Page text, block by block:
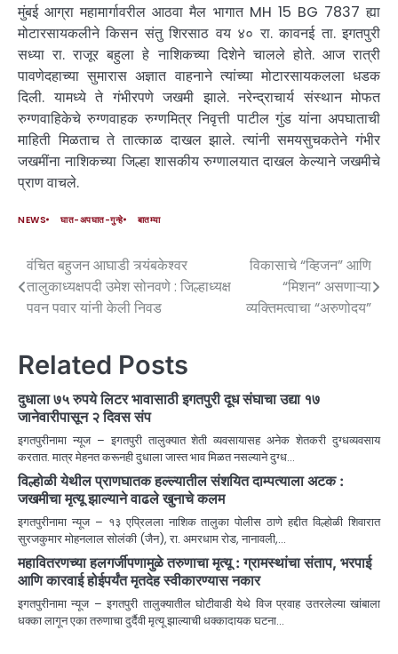
मुंबई आग्रा महामार्गावरील आठवा मैल भागात MH 15 BG 7837 ह्या
मोटारसायकलीने किसन संतु शिरसाठ वय ४० रा. कावनई ता. इगतपुरी
सध्या रा. राजूर बहुला हे नाशिकच्या दिशेने चालले होते. आज रात्री
पावणेदहाच्या सुमारास अज्ञात वाहनाने त्यांच्या मोटारसायकलला धडक
दिली. यामध्ये ते गंभीरपणे जखमी झाले. नरेन्द्राचार्य संस्थान मोफत
रुग्णवाहिकेचे रुग्णवाहक रुग्णमित्र निवृत्ती पाटील गुंड यांना अपघाताची
माहिती मिळताच ते तात्काळ दाखल झाले. त्यांनी समयसुचकतेने गंभीर
जखमींना नाशिकच्या जिल्हा शासकीय रुग्णालयात दाखल केल्याने जखमीचे
प्राण वाचले.
NEWS घात-अपघात-गुन्हे बातम्या
वंचित बहुजन आघाडी त्र्यंबकेश्वर
तालुकाध्यक्षपदी उमेश सोनवणे : जिल्हाध्यक्ष
पवन पवार यांनी केली निवड
विकासाचे “व्हिजन” आणि
“मिशन” असणाऱ्या
व्यक्तिमत्वाचा “अरुणोदय”
Related Posts
दुधाला ७५ रुपये लिटर भावासाठी इगतपुरी दूध संघाचा उद्या १७
जानेवारीपासून २ दिवस संप
इगतपुरीनामा न्यूज – इगतपुरी तालुक्यात शेती व्यवसायासह अनेक शेतकरी दुग्धव्यवसाय
करतात. मात्र मेहनत करूनही दुधाला जास्त भाव मिळत नसल्याने दुग्ध…
विल्होळी येथील प्राणघातक हल्ल्यातील संशयित दाम्पत्याला अटक :
जखमीचा मृत्यू झाल्याने वाढले खुनाचे कलम
इगतपुरीनामा न्यूज – १३ एप्रिलला नाशिक तालुका पोलीस ठाणे ह‌द्दीत विल्होळी शिवारात
सुरजकुमार मोहनलाल सोलंकी (जैन), रा. अमरधाम रोड, नानावली,…
महावितरणच्या हलगर्जीपणामुळे तरुणाचा मृत्यू : ग्रामस्थांचा संताप, भरपाई
आणि कारवाई होईपर्यंत मृतदेह स्वीकारण्यास नकार
इगतपुरीनामा न्यूज – इगतपुरी तालुक्यातील घोटीवाडी येथे विज प्रवाह उतरलेल्या खांबाला
धक्का लागून एका तरुणाचा दुर्दैवी मृत्यू झाल्याची धक्कादायक घटना…